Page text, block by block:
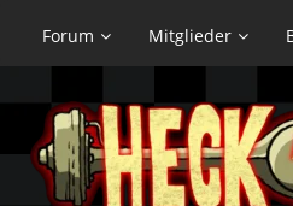
Forum Mitglieder